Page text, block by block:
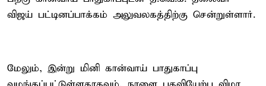
விஜய் பட்டினப்பாக்கம் அலுவலகத்திற்கு சென்றுள்ளார்.
மேலும், இன்று மினி கான்வாய் பாதுகாப்பு